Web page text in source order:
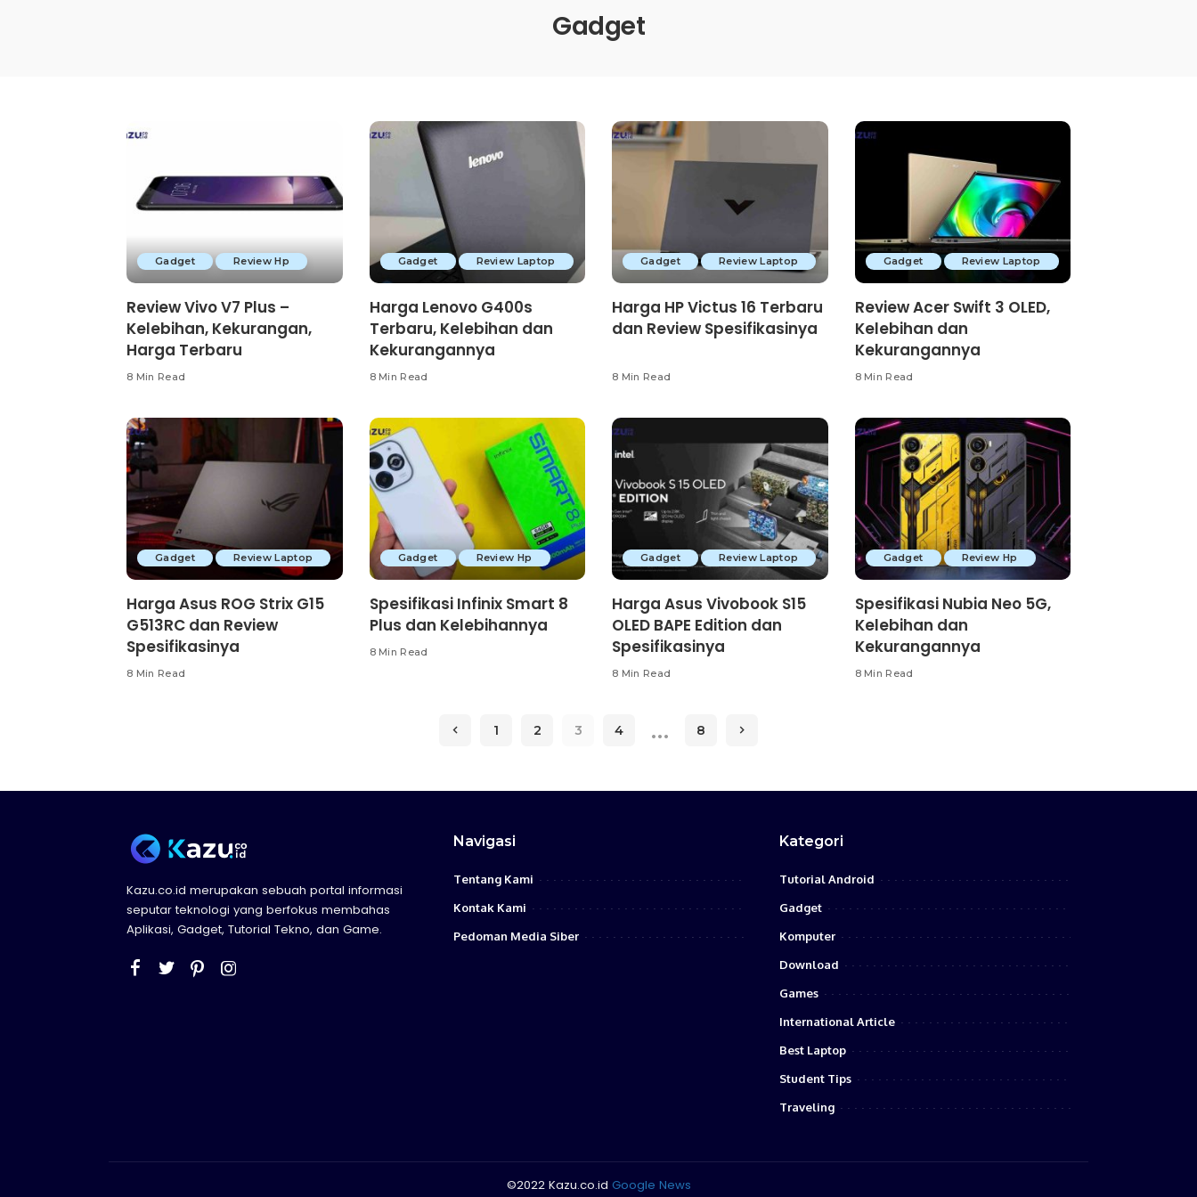
Gadget
Gadget Review Hp
Review Vivo V7 Plus –
Kelebihan, Kekurangan,
Harga Terbaru
8 Min Read
Gadget Review Laptop
Harga Lenovo G400s
Terbaru, Kelebihan dan
Kekurangannya
8 Min Read
Gadget Review Laptop
Harga HP Victus 16 Terbaru
dan Review Spesifikasinya
8 Min Read
Gadget Review Laptop
Review Acer Swift 3 OLED,
Kelebihan dan
Kekurangannya
8 Min Read
Gadget Review Laptop
Harga Asus ROG Strix G15
G513RC dan Review
Spesifikasinya
8 Min Read
Gadget Review Hp
Spesifikasi Infinix Smart 8
Plus dan Kelebihannya
8 Min Read
Gadget Review Laptop
Harga Asus Vivobook S15
OLED BAPE Edition dan
Spesifikasinya
8 Min Read
Gadget Review Hp
Spesifikasi Nubia Neo 5G,
Kelebihan dan
Kekurangannya
8 Min Read
1 2 3 4 … 8
Kazu.co.id merupakan sebuah portal informasi
seputar teknologi yang berfokus membahas
Aplikasi, Gadget, Tutorial Tekno, dan Game.
Navigasi
Tentang Kami
Kontak Kami
Pedoman Media Siber
Kategori
Tutorial Android
Gadget
Komputer
Download
Games
International Article
Best Laptop
Student Tips
Traveling
©2022 Kazu.co.id Google News